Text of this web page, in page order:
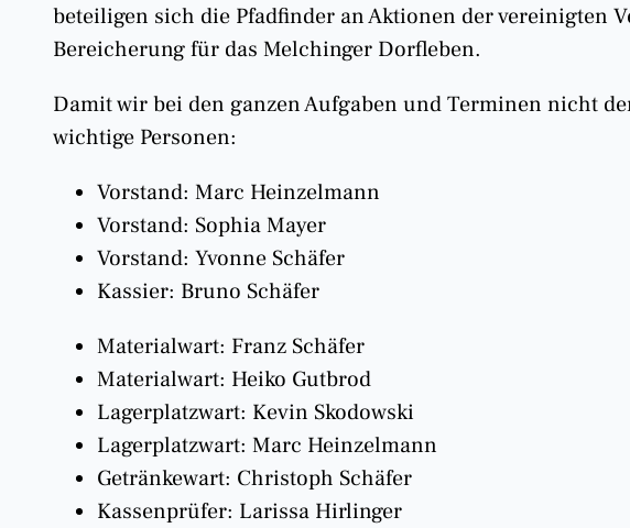
beteiligen sich die Pfadfinder an Aktionen der vereinigten
Bereicherung für das Melchinger Dorfleben.
Damit wir bei den ganzen Aufgaben und Terminen nicht
wichtige Personen:
Vorstand: Marc Heinzelmann
Vorstand: Sophia Mayer
Vorstand: Yvonne Schäfer
Kassier: Bruno Schäfer
Materialwart: Franz Schäfer
Materialwart: Heiko Gutbrod
Lagerplatzwart: Kevin Skodowski
Lagerplatzwart: Marc Heinzelmann
Getränkewart: Christoph Schäfer
Kassenprüfer: Larissa Hirlinger